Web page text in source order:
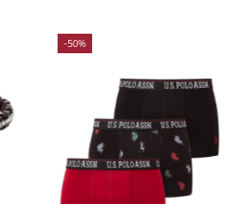
-50%